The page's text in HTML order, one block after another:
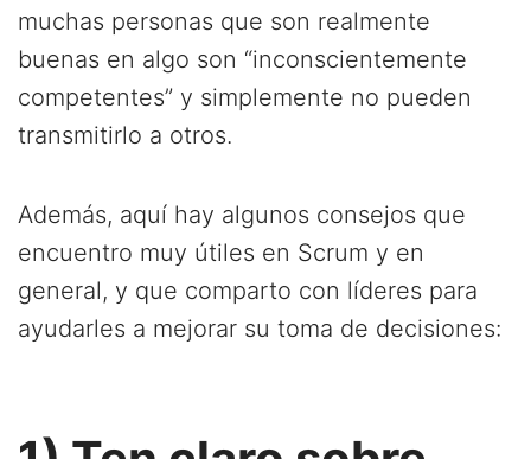
muchas personas que son realmente
buenas en algo son “inconscientemente
competentes” y simplemente no pueden
transmitirlo a otros.
Además, aquí hay algunos consejos que
encuentro muy útiles en Scrum y en
general, y que comparto con líderes para
ayudarles a mejorar su toma de decisiones: